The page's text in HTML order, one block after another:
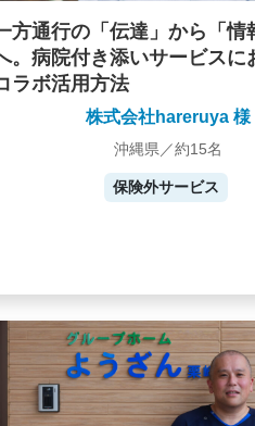
方通行の「伝達」から「情
。病院付き添いサービスに
ラボ活用方法
株式会社hareruya 様
沖縄県／約15名
保険外サービス